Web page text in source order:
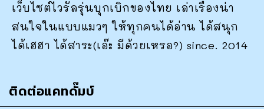
เว็บไซต์ไวรัลรุ่นบุกเบิกของไทย เล่าเรื่องน่า
สนใจในแบบแมวๆ ให้ทุกคนได้อ่าน ได้สนุก
ได้เฮฮา ได้สาระ(เอ๊ะ มีด้วยเหรอ?) since. 2014
ติดต่อแคทดั๊มบ์